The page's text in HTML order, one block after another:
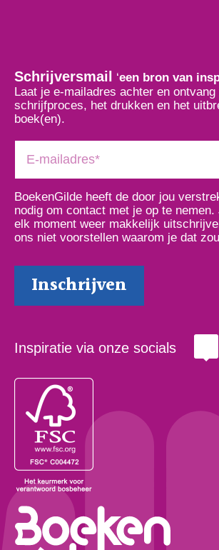
Schrijversmail ‘een bron van
Laat je e-mailadres achter en
schrijfproces, het drukken en het
boek(en).
BoekenGilde heeft de door jou
nodig om contact met je op te
elk moment weer makkelijk
ons niet voorstellen waarom je dat
Inspiratie via onze socials